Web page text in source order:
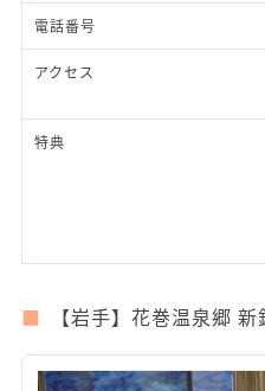
電話番号
アクセス
特典
【岩手】花巻温泉郷